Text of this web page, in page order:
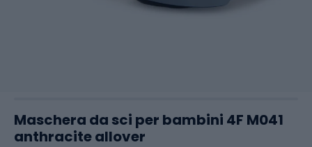
Maschera da sci per bambini 4F M041
anthracite allover